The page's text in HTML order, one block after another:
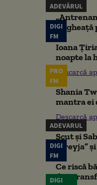
ADEVĂRUL
de gheață
DIGI
FM
Ioana
noapte la
Descarcă
PRO
FM
Shania
mantra ei
Descarcă
ADEVARUL
Scut și
„Freyja”
DIGI
FM
Ce riscă
din
DIGI